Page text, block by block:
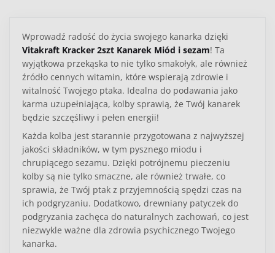
Wprowadź radość do życia swojego kanarka dzięki
Vitakraft Kracker 2szt Kanarek Miód i sezam! Ta
wyjątkowa przekąska to nie tylko smakołyk, ale również
źródło cennych witamin, które wspierają zdrowie i
witalność Twojego ptaka. Idealna do podawania jako
karma uzupełniająca, kolby sprawią, że Twój kanarek
będzie szczęśliwy i pełen energii!
Każda kolba jest starannie przygotowana z najwyższej
jakości składników, w tym pysznego miodu i
chrupiącego sezamu. Dzięki potrójnemu pieczeniu
kolby są nie tylko smaczne, ale również trwałe, co
sprawia, że Twój ptak z przyjemnością spędzi czas na
ich podgryzaniu. Dodatkowo, drewniany patyczek do
podgryzania zachęca do naturalnych zachowań, co jest
niezwykle ważne dla zdrowia psychicznego Twojego
kanarka.